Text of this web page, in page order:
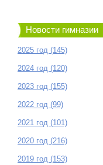
Новости гимназии
2025 год (145)
2024 год (120)
2023 год (155)
2022 год (99)
2021 год (101)
2020 год (216)
2019 год (153)